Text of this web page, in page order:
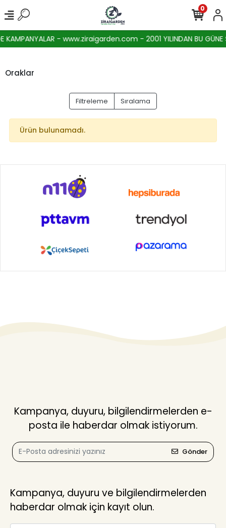
KAMPANYALAR - www.ziraigarden.com - 2001 YILINDAN BU GÜNE
0
Oraklar
Filtreleme Sıralama
Ürün bulunamadı.
Kampanya, duyuru, bilgilendirmelerden e-
posta ile haberdar olmak istiyorum.
Gönder
Kampanya, duyuru ve bilgilendirmelerden
haberdar olmak için kayıt olun.